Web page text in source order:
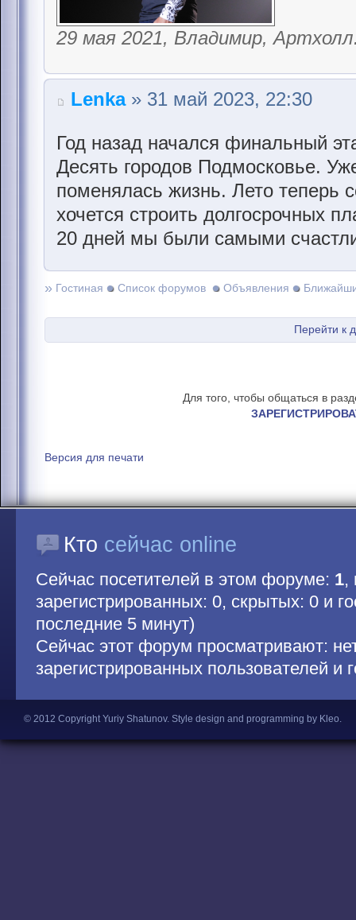
29 мая 2021, Владимир,
Lenka» 31 май 2023, 22:30
Год назад начался финальный
Десять городов Подмосковье.
поменялась жизнь. Лето теперь
хочется строить долгосрочных
20 дней мы были самыми
» Гостиная Список форумов Объявления
Перейти к
Для того, чтобы общаться в
Версия для печати
Кто сейчас online
Сейчас посетителей в этом форуме: 1,
зарегистрированных: 0, скрытых: 0 и
последние 5 минут)
Сейчас этот форум просматривают:
зарегистрированных пользователей и
© 2012 Copyright Yuriy Shatunov. Style design and programming by Kleo.